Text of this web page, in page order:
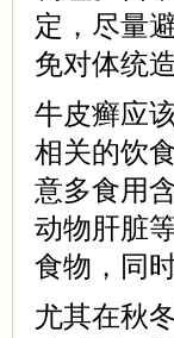
定，尽量
免对体统
牛皮癣应
相关的饮
意多食用
动物肝脏
食物，同
尤其在秋